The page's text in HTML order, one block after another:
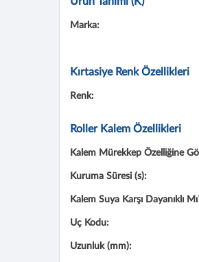
Marka:
Kırtasiye Renk Özellikleri
Renk:
Roller Kalem Özellikleri
Kalem Mürekkep Özelliğine
Kuruma Süresi (s):
Kalem Suya Karşı Dayanıklı
Uç Kodu:
Uzunluk (mm):